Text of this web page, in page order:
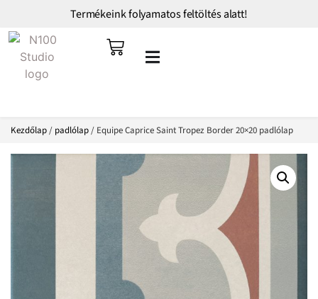
Termékeink folyamatos feltöltés alatt!
Kezdőlap/ padlólap/ Equipe Caprice Saint Tropez Border 20×20 padlólap